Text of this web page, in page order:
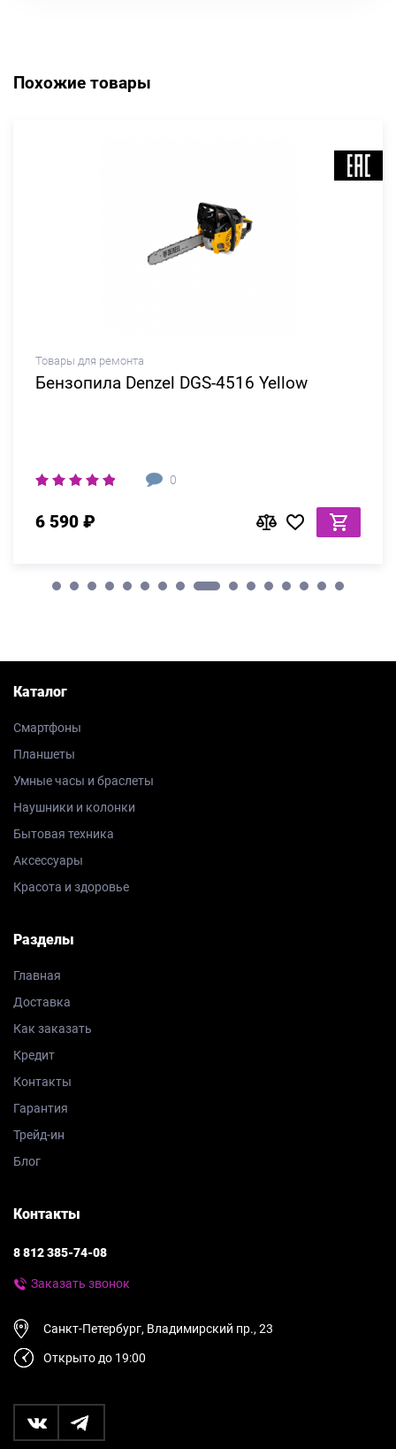
Похожие товары
Товары для ремонта
Бензопила Denzel DGS-4516 Yellow
0
6 590 ₽
Каталог
Смартфоны
Планшеты
Умные часы и браслеты
Наушники и колонки
Бытовая техника
Аксессуары
Красота и здоровье
Разделы
Главная
Доставка
Как заказать
Кредит
Контакты
Гарантия
Трейд-ин
Блог
Контакты
8 812 385-74-08
Заказать звонок
Санкт-Петербург, Владимирский пр., 23
Открыто до 19:00